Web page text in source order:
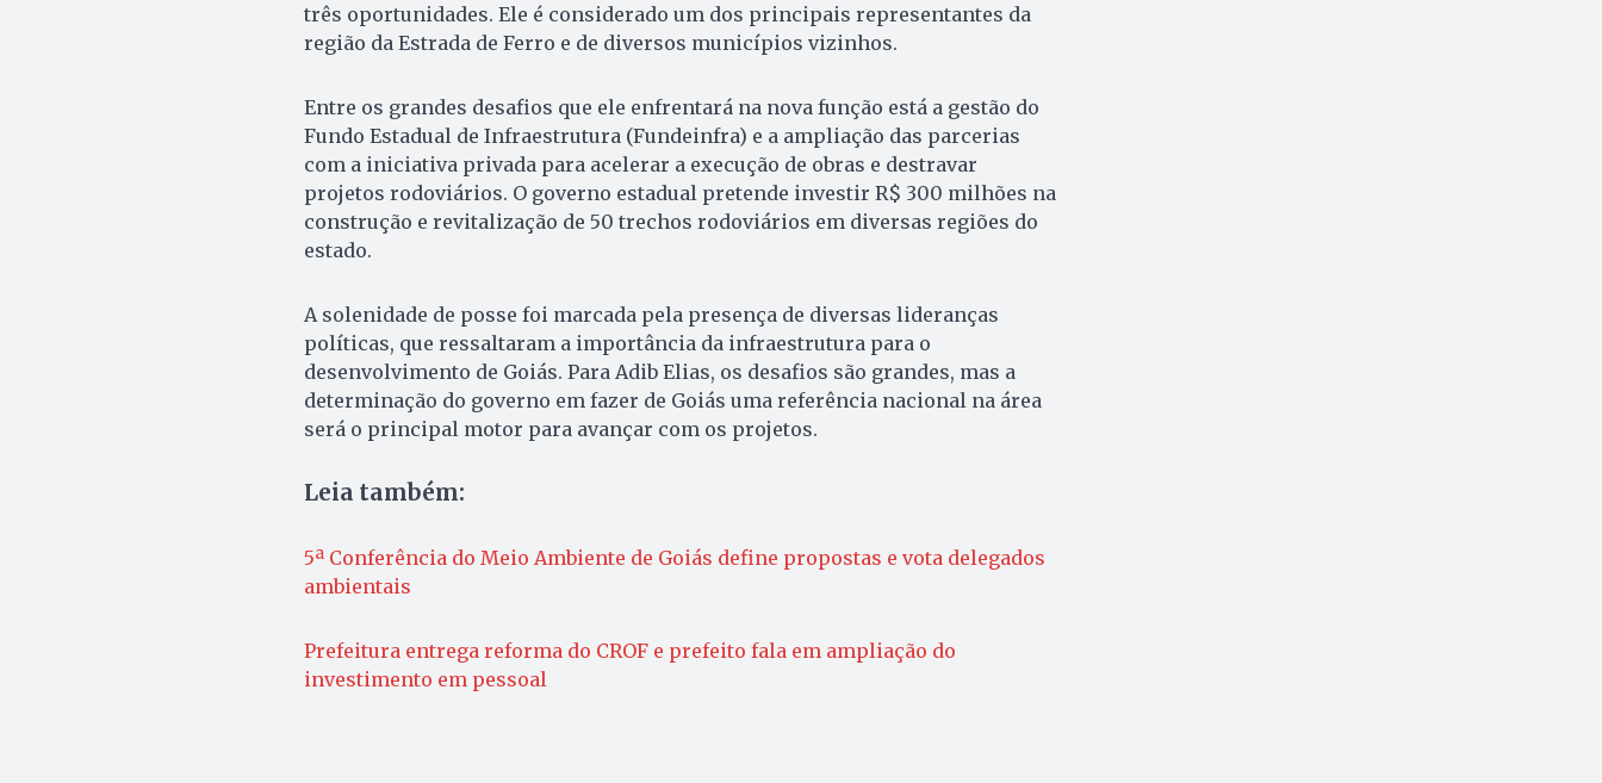
três oportunidades. Ele é considerado um dos principais representantes da
região da Estrada de Ferro e de diversos municípios vizinhos.
Entre os grandes desafios que ele enfrentará na nova função está a gestão do
Fundo Estadual de Infraestrutura (Fundeinfra) e a ampliação das parcerias
com a iniciativa privada para acelerar a execução de obras e destravar
projetos rodoviários. O governo estadual pretende investir R$ 300 milhões na
construção e revitalização de 50 trechos rodoviários em diversas regiões do
estado.
A solenidade de posse foi marcada pela presença de diversas lideranças
políticas, que ressaltaram a importância da infraestrutura para o
desenvolvimento de Goiás. Para Adib Elias, os desafios são grandes, mas a
determinação do governo em fazer de Goiás uma referência nacional na área
será o principal motor para avançar com os projetos.
Leia também:
5ª Conferência do Meio Ambiente de Goiás define propostas e vota delegados
ambientais
Prefeitura entrega reforma do CROF e prefeito fala em ampliação do
investimento em pessoal